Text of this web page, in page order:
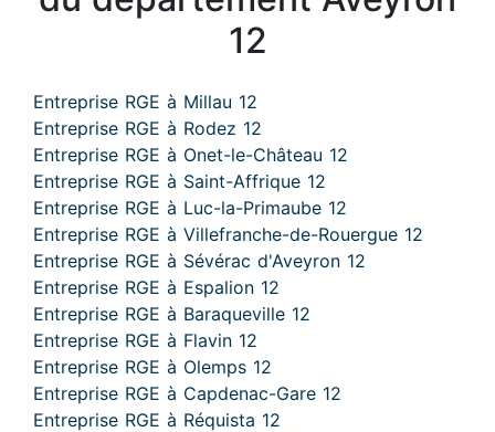
12
Entreprise RGE à Millau 12
Entreprise RGE à Rodez 12
Entreprise RGE à Onet-le-Château 12
Entreprise RGE à Saint-Affrique 12
Entreprise RGE à Luc-la-Primaube 12
Entreprise RGE à Villefranche-de-Rouergue 12
Entreprise RGE à Sévérac d'Aveyron 12
Entreprise RGE à Espalion 12
Entreprise RGE à Baraqueville 12
Entreprise RGE à Flavin 12
Entreprise RGE à Olemps 12
Entreprise RGE à Capdenac-Gare 12
Entreprise RGE à Réquista 12